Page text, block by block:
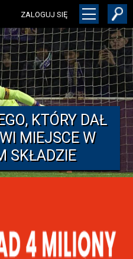
ZALOGUJ SIĘ
KTÓRY DAŁ
MIEJSCE W
SKŁADZIE